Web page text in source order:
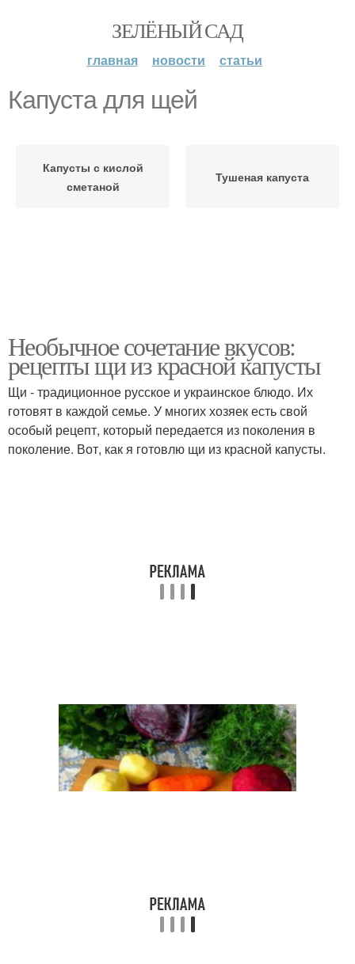
ЗЕЛЁНЫЙ САД
главная новости статьи
Капуста для щей
Капусты с кислой
сметаной
Тушеная капуста
Необычное сочетание вкусов:
рецепты щи из красной капусты
Щи - традиционное русское и украинское блюдо. Их
готовят в каждой семье. У многих хозяек есть свой
особый рецепт, который передается из поколения в
поколение. Вот, как я готовлю щи из красной капусты.